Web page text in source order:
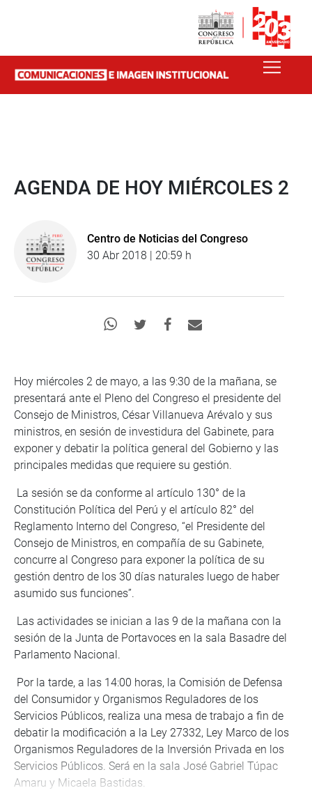
AGENDA DE HOY MIÉRCOLES 2
Centro de Noticias del Congreso
30 Abr 2018 | 20:59 h
Hoy miércoles 2 de mayo, a las 9:30 de la mañana, se
presentará ante el Pleno del Congreso el presidente del
Consejo de Ministros, César Villanueva Arévalo y sus
ministros, en sesión de investidura del Gabinete, para
exponer y debatir la política general del Gobierno y las
principales medidas que requiere su gestión.
La sesión se da conforme al artículo 130° de la
Constitución Política del Perú y el artículo 82° del
Reglamento Interno del Congreso, “el Presidente del
Consejo de Ministros, en compañía de su Gabinete,
concurre al Congreso para exponer la política de su
gestión dentro de los 30 días naturales luego de haber
asumido sus funciones”.
Las actividades se inician a las 9 de la mañana con la
sesión de la Junta de Portavoces en la sala Basadre del
Parlamento Nacional.
Por la tarde, a las 14:00 horas, la Comisión de Defensa
del Consumidor y Organismos Reguladores de los
Servicios Públicos, realiza una mesa de trabajo a fin de
debatir la modificación a la Ley 27332, Ley Marco de los
Organismos Reguladores de la Inversión Privada en los
Servicios Públicos. Será en la sala José Gabriel Túpac
Amaru y Micaela Bastidas.